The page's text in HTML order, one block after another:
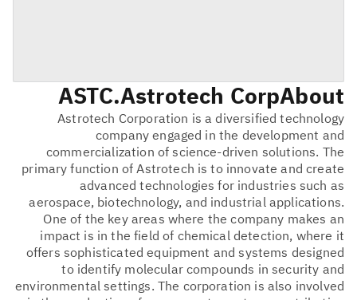
About
Astrotech Corp.
ASTC
Astrotech Corporation is a diversified technology
company engaged in the development and
commercialization of science-driven solutions. The
primary function of Astrotech is to innovate and create
advanced technologies for industries such as
aerospace, biotechnology, and industrial applications.
One of the key areas where the company makes an
impact is in the field of chemical detection, where it
offers sophisticated equipment and systems designed
to identify molecular compounds in security and
environmental settings. The corporation is also involved